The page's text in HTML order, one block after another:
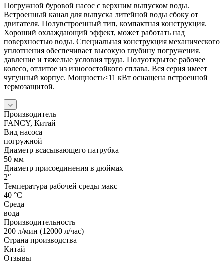
Погружной буровой насос с верхним выпуском воды.
Встроенный канал для выпуска литейной воды сбоку от
двигателя. Полувстроенный тип, компактная конструкция.
Хороший охлаждающий эффект, может работать над
поверхностью воды. Специальная конструкция механического
уплотнения обеспечивает высокую глубину погружения.
давление и тяжелые условия труда. Полуоткрытое рабочее
колесо, отлитое из износостойкого сплава. Вся серия имеет
чугунный корпус. Мощность<11 кВт оснащена встроенной
термозащитой.
Производитель
FANCY, Китай
Вид насоса
погружной
Диаметр всасывающего патрубка
50 мм
Диаметр присоединения в дюймах
2″
Температура рабочей среды макс
40 °С
Среда
вода
Производительность
200 л/мин (12000 л/час)
Страна производства
Китай
Отзывы